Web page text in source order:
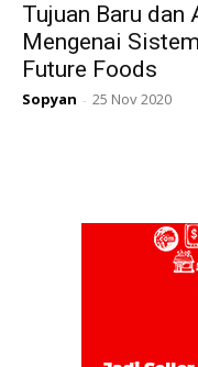
Tujuan Baru dan
Mengenai
Future Foods
Sopyan - 25 Nov 2020